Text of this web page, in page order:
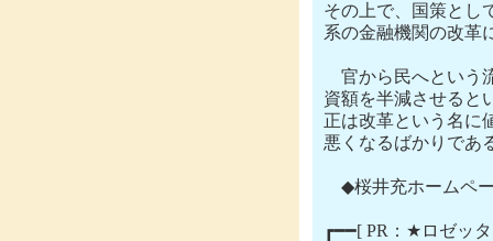
その上で、国策とし
系の金融機関の改革
官から民へという
資額を半減させると
正は改革という名に
悪くなるばかりであ
◆桜井充ホームペー
┏━━[ PR：★ロゼッ